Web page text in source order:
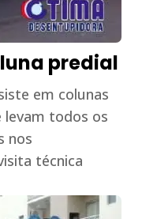
predial
em colunas
levam todos os
nos
técnica